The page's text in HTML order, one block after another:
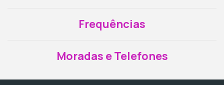
Frequências
Moradas e Telefones